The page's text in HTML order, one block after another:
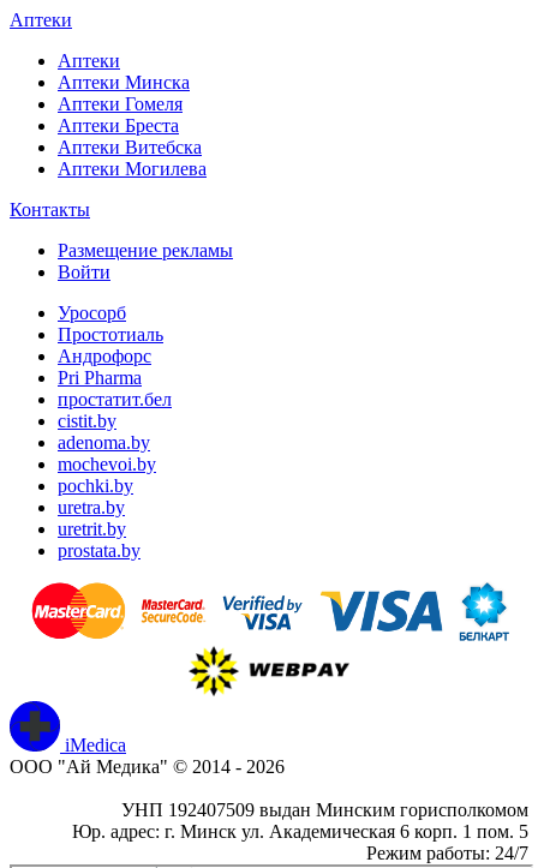
Аптеки
Аптеки
Аптеки Минска
Аптеки Гомеля
Аптеки Бреста
Аптеки Витебска
Аптеки Могилева
Контакты
Размещение рекламы
Войти
Уросорб
Простотиаль
Андрофорс
Pri Pharma
простатит.бел
cistit.by
adenoma.by
mochevoi.by
pochki.by
uretra.by
uretrit.by
prostata.by
iMedica
ООО "Ай Медика" © 2014 - 2026
УНП 192407509 выдан Минским горисполкомом
Юр. адрес: г. Минск ул. Академическая 6 корп. 1 пом. 5
Режим работы: 24/7